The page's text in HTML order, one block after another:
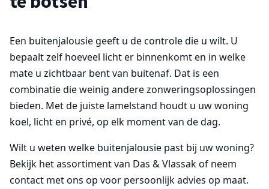
Een buitenjalousie geeft u de controle die u wilt. U
bepaalt zelf hoeveel licht er binnenkomt en in welke
mate u zichtbaar bent van buitenaf. Dat is een
combinatie die weinig andere zonweringsoplossingen
bieden. Met de juiste lamelstand houdt u uw woning
koel, licht en privé, op elk moment van de dag.
Wilt u weten welke buitenjalousie past bij uw woning?
Bekijk het assortiment van Das & Vlassak of neem
contact met ons op voor persoonlijk advies op maat.